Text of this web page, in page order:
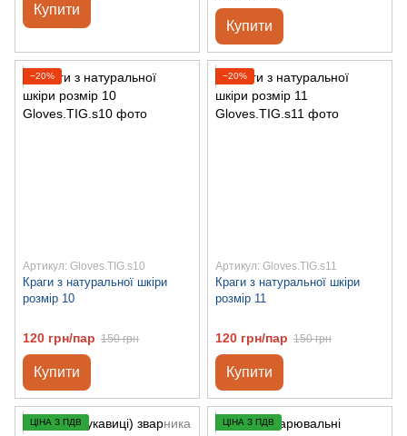
Купити
Купити
−20%
Артикул: Gloves.TIG.s10
Краги з натуральної шкіри
розмір 10
120 грн/пар 150 грн
Купити
−20%
Артикул: Gloves.TIG.s11
Краги з натуральної шкіри
розмір 11
120 грн/пар 150 грн
Купити
ЦІНА З ПДВ ЦІНА З ПДВ